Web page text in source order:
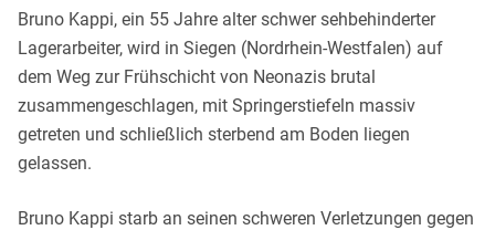
Bruno Kappi, ein 55 Jahre alter schwer sehbehinderter
Lagerarbeiter, wird in Siegen (Nordrhein-Westfalen) auf
dem Weg zur Frühschicht von Neonazis brutal
zusammengeschlagen, mit Springerstiefeln massiv
getreten und schließlich sterbend am Boden liegen
gelassen.
Bruno Kappi starb an seinen schweren Verletzungen gegen